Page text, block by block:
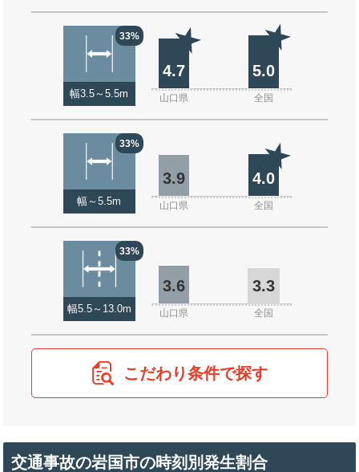
33%
幅3.5～5.5m
4.7 5.0
山口県 全国
33%
幅～5.5m
3.9 4.0
山口県 全国
33%
幅5.5～13.0m
3.6 3.3
山口県 全国
こだわり条件で探す
交通事故の岩国市の時刻別発生割合